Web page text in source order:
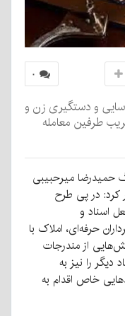
۰
و دستگیری زن و
طرفین معامله
حمیدرضا میرحبیبی
کرد: در پی طرح
اسناد و
حرفه‌ای، املاک با
از مندرجات
دیگر را نیز به
خاص اقدام به